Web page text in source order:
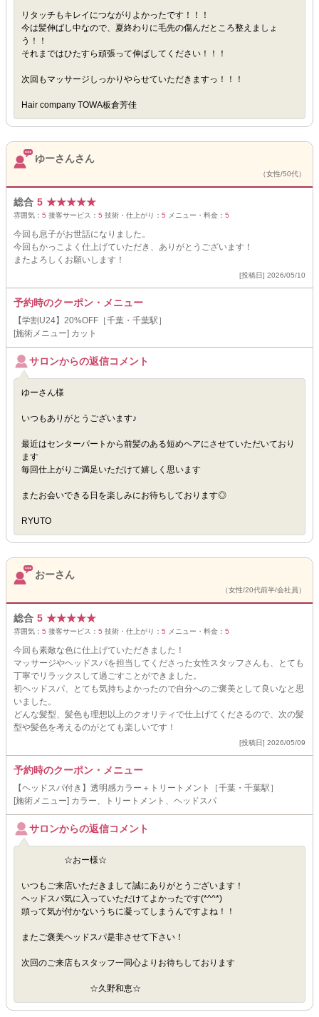
リタッチもキレイにつながりよかったです！！！
今は髪伸ばし中なので、夏終わりに毛先の傷んだところ整えましょ
う！！
それまではひたすら頑張って伸ばしてください！！！
次回もマッサージしっかりやらせていただきますっ！！！
Hair company TOWA板倉芳佳
ゆーさんさん
（女性/50代）
総合 5 ★★★★★
雰囲気： 5 接客サービス： 5 技術・仕上がり： 5 メニュー・料金： 5
今回も息子がお世話になりました。
今回もかっこよく仕上げていただき、ありがとうございます！
またよろしくお願いします！
[投稿日] 2026/05/10
予約時のクーポン・メニュー
【学割U24】20%OFF［千葉・千葉駅］
[施術メニュー] カット
サロンからの返信コメント
ゆーさん様
いつもありがとうございます♪
最近はセンターパートから前髪のある短めヘアにさせていただいており
ます
毎回仕上がりご満足いただけて嬉しく思います
またお会いできる日を楽しみにお待ちしております◎
RYUTO
おーさん
（女性/20代前半/会社員）
総合 5 ★★★★★
雰囲気： 5 接客サービス： 5 技術・仕上がり： 5 メニュー・料金： 5
今回も素敵な色に仕上げていただきました！
マッサージやヘッドスパを担当してくださった女性スタッフさんも、とても
丁寧でリラックスして過ごすことができました。
初ヘッドスパ、とても気持ちよかったので自分へのご褒美として良いなと思
いました。
どんな髪型、髪色も理想以上のクオリティで仕上げてくださるので、次の髪
型や髪色を考えるのがとても楽しいです！
[投稿日] 2026/05/09
予約時のクーポン・メニュー
【ヘッドスパ付き】透明感カラー＋トリートメント［千葉・千葉駅］
[施術メニュー] カラー、トリートメント、ヘッドスパ
サロンからの返信コメント
☆おー様☆
いつもご来店いただきまして誠にありがとうございます！
ヘッドスパ気に入っていただけてよかったです(*^^*)
頭って気が付かないうちに凝ってしまうんですよね！！
またご褒美ヘッドスパ是非させて下さい！
次回のご来店もスタッフ一同心よりお待ちしております
☆久野和恵☆